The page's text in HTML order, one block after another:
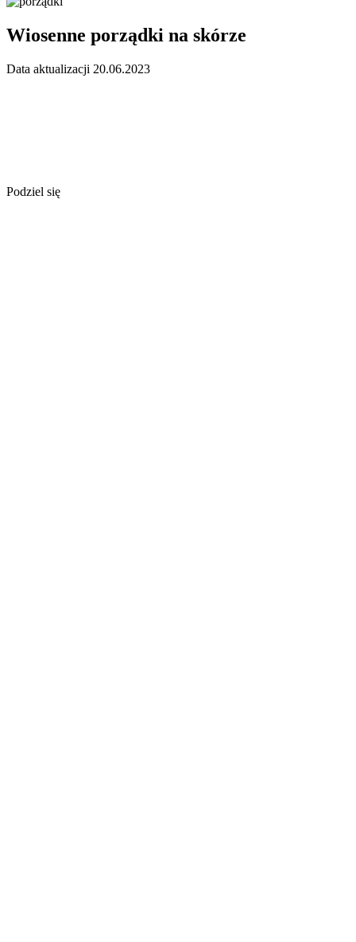
Wiosenne porządki na skórze
Data aktualizacji 20.06.2023
Podziel się